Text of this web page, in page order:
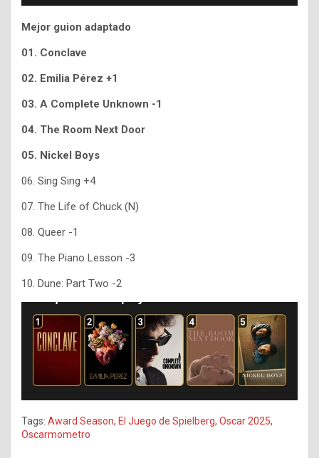
Mejor guion adaptado
01. Conclave
02. Emilia Pérez +1
03. A Complete Unknown -1
04. The Room Next Door
05. Nickel Boys
06. Sing Sing +4
07. The Life of Chuck (N)
08. Queer -1
09. The Piano Lesson -3
10. Dune: Part Two -2
Tags: Award Season, El Juego de Spielberg, Oscar 2025,
Oscarmometro